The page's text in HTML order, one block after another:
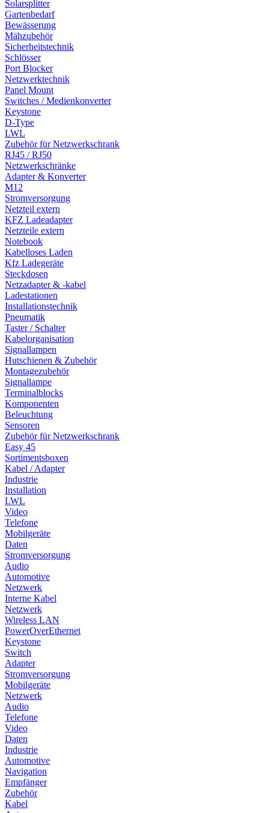
Solarsplitter
Gartenbedarf
Bewässerung
Mähzubehör
Sicherheitstechnik
Schlösser
Port Blocker
Netzwerktechnik
Panel Mount
Switches / Medienkonverter
Keystone
D-Type
LWL
Zubehör für Netzwerkschrank
RJ45 / RJ50
Netzwerkschränke
Adapter & Konverter
M12
Stromversorgung
Netzteil extern
KFZ Ladeadapter
Netzteile extern
Notebook
Kabelloses Laden
Kfz Ladegeräte
Steckdosen
Netzadapter & -kabel
Ladestationen
Installationstechnik
Pneumatik
Taster / Schalter
Kabelorganisation
Signallampen
Hutschienen & Zubehör
Montagezubehör
Signallampe
Terminalblocks
Komponenten
Beleuchtung
Sensoren
Zubehör für Netzwerkschrank
Easy 45
Sortimentsboxen
Kabel / Adapter
Industrie
Installation
LWL
Video
Telefone
Mobilgeräte
Daten
Stromversorgung
Audio
Automotive
Netzwerk
Interne Kabel
Netzwerk
Wireless LAN
PowerOverEthernet
Keystone
Switch
Adapter
Stromversorgung
Mobilgeräte
Netzwerk
Audio
Telefone
Video
Daten
Industrie
Automotive
Navigation
Empfänger
Zubehör
Kabel